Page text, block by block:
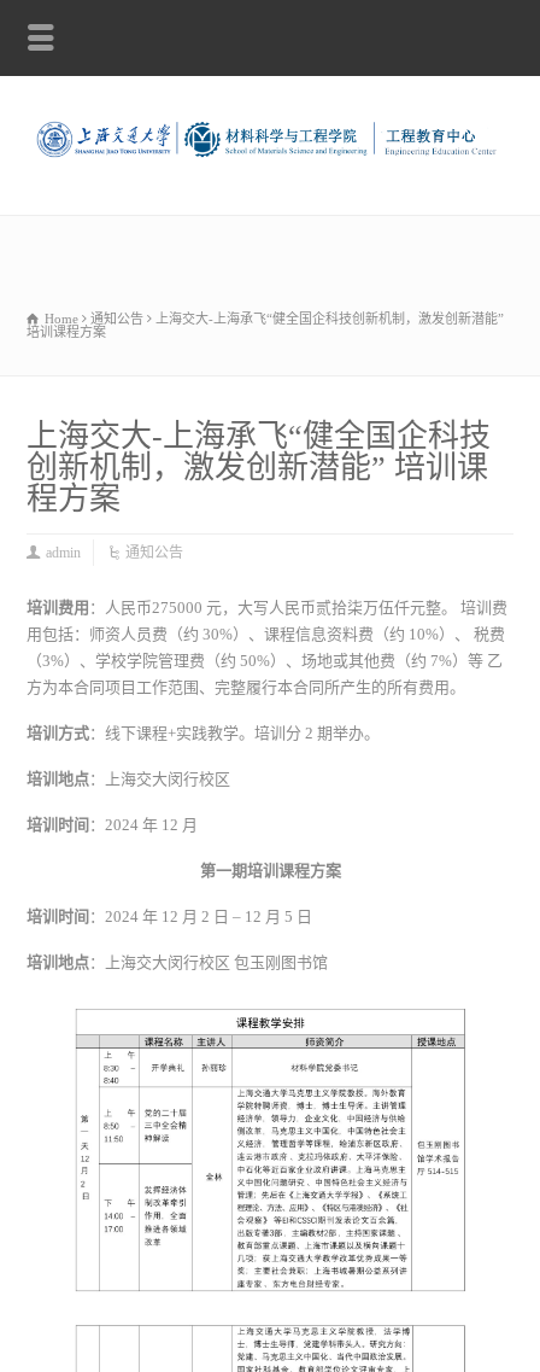
Home 通知公告
上海交大-上海承飞“健全国企科技创新机制，激发创新潜能”
培训课程方案
上海交大-上海承飞“健全国企科技
创新机制，激发创新潜能” 培训课
程方案
admin 通知公告
培训费用 ：人民币275000 元，大写人民币贰拾柒万伍仟元整。 培训费
用包括：师资人员费（约 30%）、课程信息资料费（约 10%）、 税费
（3%）、学校学院管理费（约 50%）、场地或其他费（约 7%）等 乙
方为本合同项目工作范围、完整履行本合同所产生的所有费用。
培训方式：线下课程+实践教学。培训分 2 期举办。
培训地点：上海交大闵行校区
培训时间 ：2024 年 12 月
第一期培训课程方案
培训时间 ：2024 年 12 月 2 日 – 12 月 5 日
培训地点：上海交大闵行校区 包玉刚图书馆